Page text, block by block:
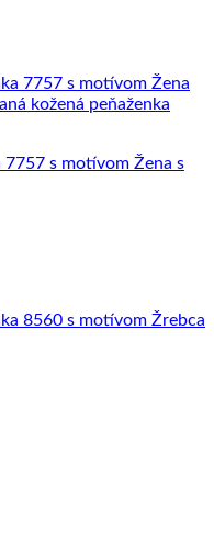
7757 s motívom Žena s